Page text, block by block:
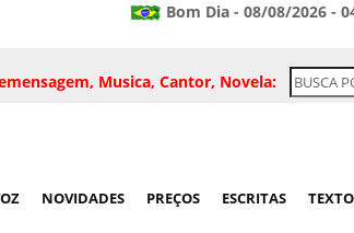
Bom Dia - 08/08/2026 -
Musica, Cantor, Novela:
NOVIDADES PREÇOS ESCRITAS TEXTO